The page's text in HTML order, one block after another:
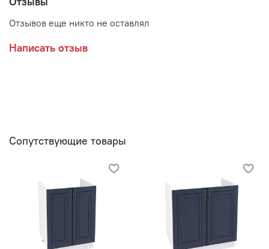
Отзывов еще никто не оставлял
Написать отзыв
Сопутствующие товары